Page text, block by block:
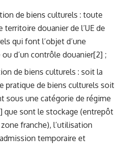
de biens culturels : toute
territoire douanier de l’UE de
qui font l’objet d’une
d’un contrôle douanier[2] ;
de biens culturels : soit la
pratique de biens culturels soit
sous une catégorie de régime
que sont le stockage (entrepôt
franche), l’utilisation
temporaire et